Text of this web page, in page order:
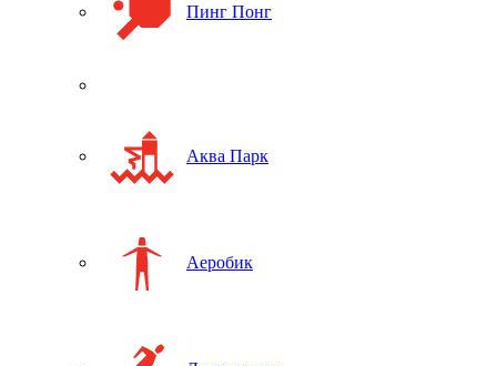
Пинг Понг
Аква Парк
Аеробик